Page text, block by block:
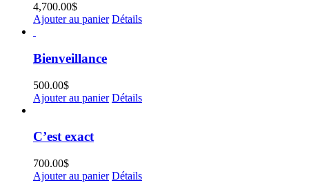
4,700.00$
Ajouter au panier Détails
Bienveillance
500.00$
Ajouter au panier Détails
C’est exact
700.00$
Ajouter au panier Détails